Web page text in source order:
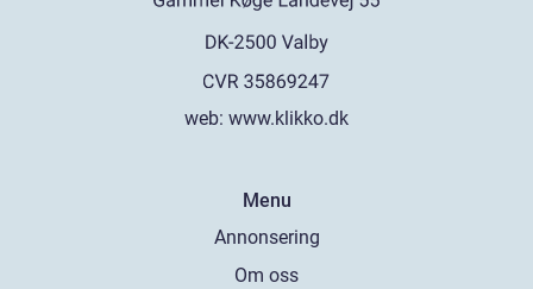
web: www.klikko.dk
Menu
Annonsering
Om oss